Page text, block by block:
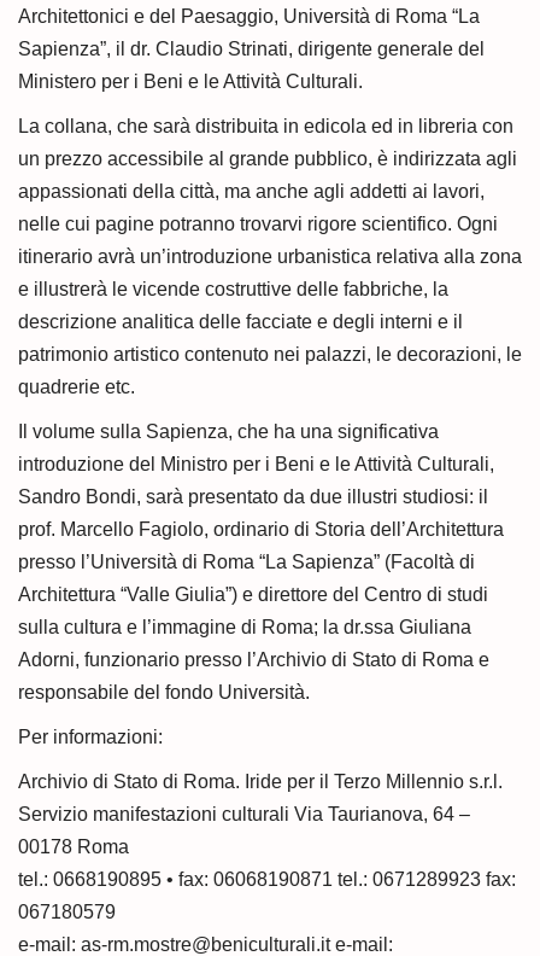
Architettonici e del Paesaggio, Università di Roma “La
Sapienza”, il dr. Claudio Strinati, dirigente generale del
Ministero per i Beni e le Attività Culturali.
La collana, che sarà distribuita in edicola ed in libreria con
un prezzo accessibile al grande pubblico, è in­dirizzata agli
appassionati della città, ma anche agli addetti ai lavori,
nelle cui pagine potranno trovarvi rigore scientifico. Ogni
itinerario avrà un’introduzione urbanistica relativa alla zona
e illustrerà le vicende costruttive delle fabbriche, la
descrizione analitica delle facciate e degli interni e il
patrimonio artistico contenuto nei pa­lazzi, le decorazioni, le
quadrerie etc.
Il volume sulla Sapienza, che ha una significativa
introduzione del Ministro per i Beni e le Attività Culturali,
Sandro Bondi, sarà presentato da due illustri studiosi: il
prof. Marcello Fagiolo, ordinario di Storia dell’Archi­tettura
presso l’Università di Roma “La Sapienza” (Facoltà di
Architettura “Valle Giulia”) e direttore del Centro di studi
sulla cultura e l’immagine di Roma; la dr.ssa Giuliana
Adorni, funzionario presso l’Archivio di Stato di Roma e
responsabile del fondo Università.
Per informazioni:
Archivio di Stato di Roma. Iride per il Terzo Millennio s.r.l.
Servizio manifestazioni culturali Via Taurianova, 64 –
00178 Roma
tel.: 0668190895 • fax: 06068190871 tel.: 0671289923 fax:
067180579
e-mail: as-rm.mostre@beniculturali.ite-mail: